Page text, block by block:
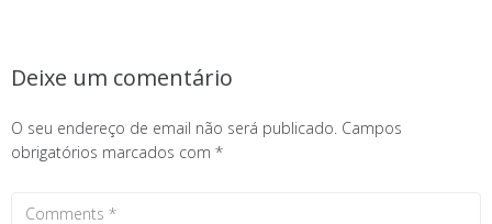
Deixe um comentário
O seu endereço de email não será publicado. Campos
obrigatórios marcados com *